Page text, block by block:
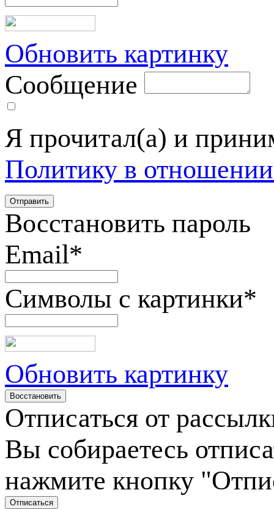
Обновить картинку
Сообщение
Я прочитал(а) и
Политику в
Восстановить пароль
Email*
Символы с картинки*
Обновить картинку
Отписаться от
Вы собираетесь
нажмите кнопку